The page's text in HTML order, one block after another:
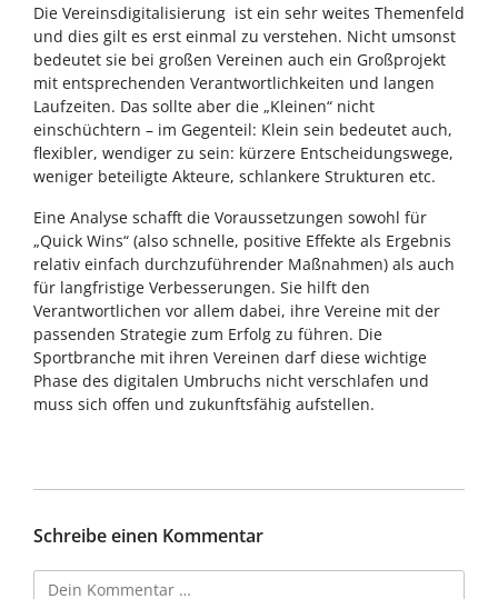
Die Vereinsdigitalisierung ist ein sehr weites Themenfeld
und dies gilt es erst einmal zu verstehen. Nicht umsonst
bedeutet sie bei großen Vereinen auch ein Großprojekt
mit entsprechenden Verantwortlichkeiten und langen
Laufzeiten. Das sollte aber die „Kleinen“ nicht
einschüchtern – im Gegenteil: Klein sein bedeutet auch,
flexibler, wendiger zu sein: kürzere Entscheidungswege,
weniger beteiligte Akteure, schlankere Strukturen etc.
Eine Analyse schafft die Voraussetzungen sowohl für
„Quick Wins“ (also schnelle, positive Effekte als Ergebnis
relativ einfach durchzuführender Maßnahmen) als auch
für langfristige Verbesserungen. Sie hilft den
Verantwortlichen vor allem dabei, ihre Vereine mit der
passenden Strategie zum Erfolg zu führen. Die
Sportbranche mit ihren Vereinen darf diese wichtige
Phase des digitalen Umbruchs nicht verschlafen und
muss sich offen und zukunftsfähig aufstellen.
Schreibe einen Kommentar